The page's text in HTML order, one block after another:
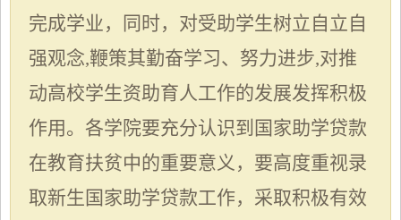
完成学业，同时，对受助学生树立自立自
强观念,鞭策其勤奋学习、努力进步,对推
动高校学生资助育人工作的发展发挥积极
作用。各学院要充分认识到国家助学贷款
在教育扶贫中的重要意义，要高度重视录
取新生国家助学贷款工作，采取积极有效